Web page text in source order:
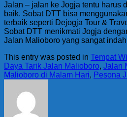
Jalan – jalan ke Jogja tentu harus
baik. Sobat DTT bisa
terbaik seperti Dejogja Tour &
Sobat DTT menikmati Jogja
Jalan Malioboro yang sangat
This entry was posted in Tempat
Daya Tarik Jalan Malioboro, Jalan
Malioboro di Malam Hari, Pesona